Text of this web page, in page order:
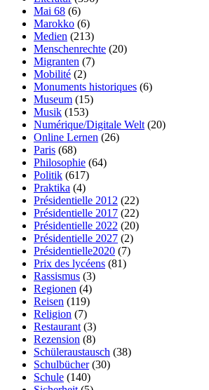
Mai 68 (6)
Marokko (6)
Medien (213)
Menschenrechte (20)
Migranten (7)
Mobilité (2)
Monuments historiques (6)
Museum (15)
Musik (153)
Numérique/Digitale Welt (20)
Online Lernen (26)
Paris (68)
Philosophie (64)
Politik (617)
Praktika (4)
Présidentielle 2012 (22)
Présidentielle 2017 (22)
Présidentielle 2022 (20)
Présidentielle 2027 (2)
Présidentielle2020 (7)
Prix des lycéens (81)
Rassismus (3)
Regionen (4)
Reisen (119)
Religion (7)
Restaurant (3)
Rezension (8)
Schüleraustausch (38)
Schulbücher(30)
Schule (140)